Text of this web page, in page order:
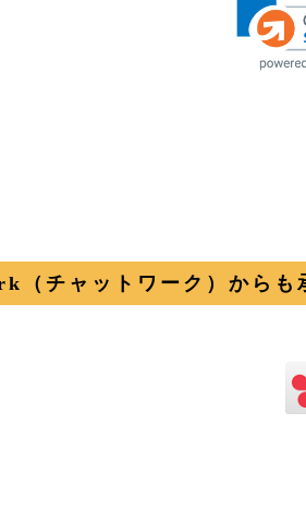
（チャットワーク）からも